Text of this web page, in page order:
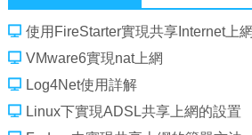
使用FireStarter實現共享Internet上網
VMware6實現nat上網
Log4Net使用詳解
Linux下實現ADSL共享上網的設置